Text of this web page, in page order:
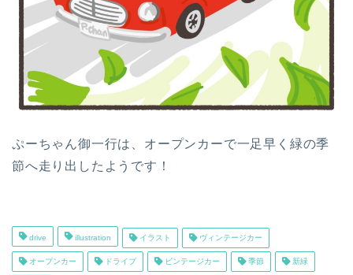
ぷーちゃん御一行は、オープンカーで一足早く緑の季
節へ走り出したようです！
drive illustration イラスト ヴィンテージカー
オープンカー ドライブ ビンテージカー 季節 新緑